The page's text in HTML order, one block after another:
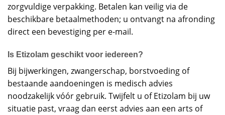
zorgvuldige verpakking. Betalen kan veilig via de
beschikbare betaalmethoden; u ontvangt na afronding
direct een bevestiging per e-mail.
Is Etizolam geschikt voor iedereen?
Bij bijwerkingen, zwangerschap, borstvoeding of
bestaande aandoeningen is medisch advies
noodzakelijk vóór gebruik. Twijfelt u of Etizolam bij uw
situatie past, vraag dan eerst advies aan een arts of